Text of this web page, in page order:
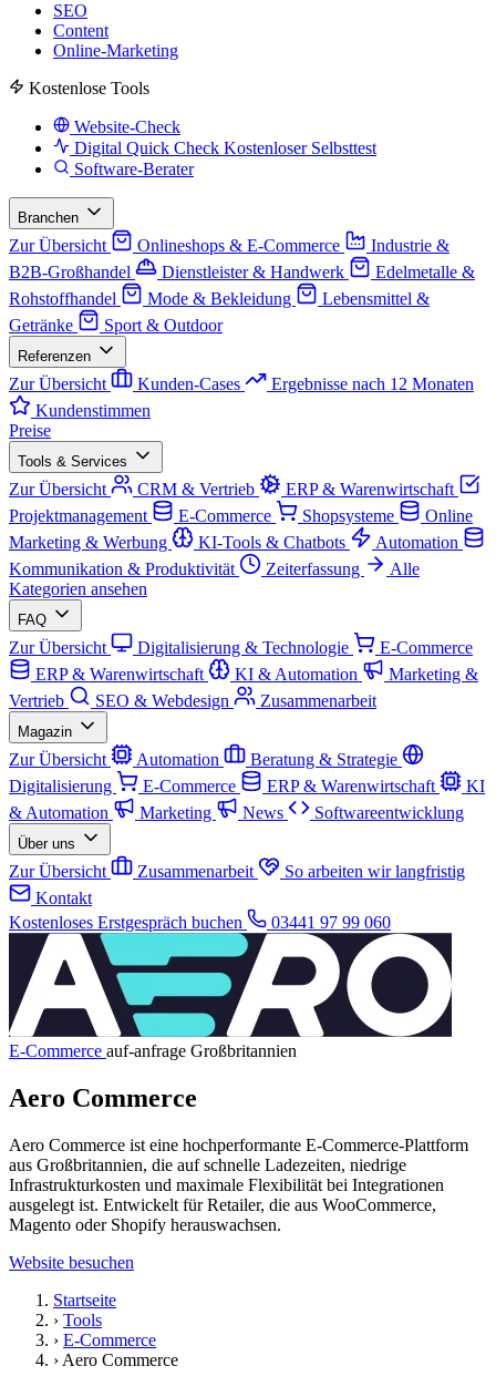
SEO
Content
Online-Marketing
Kostenlose Tools
Website-Check
Digital Quick Check Kostenloser Selbsttest
Software-Berater
Branchen
Zur Übersicht Onlineshops & E-Commerce
Industrie &
B2B-Großhandel
Dienstleister & Handwerk
Edelmetalle &
Rohstoffhandel
Mode & Bekleidung
Lebensmittel &
Getränke
Sport & Outdoor
Referenzen
Zur Übersicht Kunden-Cases
Ergebnisse nach 12 Monaten
Kundenstimmen
Preise
Tools & Services
Zur Übersicht CRM & Vertrieb
ERP & Warenwirtschaft
Projektmanagement
E-Commerce Shopsysteme
Online
Marketing & Werbung
KI-Tools & Chatbots
Automation
Kommunikation & Produktivität
Zeiterfassung
Alle
Kategorien ansehen
FAQ
Zur Übersicht Digitalisierung & Technologie
E-Commerce
ERP & Warenwirtschaft
KI & Automation
Marketing &
Vertrieb
SEO & Webdesign Zusammenarbeit
Magazin
Zur Übersicht Automation
Beratung & Strategie
Digitalisierung
E-Commerce ERP & Warenwirtschaft
KI
& Automation
Marketing News Softwareentwicklung
Über uns
Zur Übersicht Zusammenarbeit
So arbeiten wir langfristig
Kontakt
Kostenloses Erstgespräch buchen
03441 97 99 060
E-Commerce auf-anfrage Großbritannien
Aero Commerce
Aero Commerce ist eine hochperformante E-Commerce-Plattform
aus Großbritannien, die auf schnelle Ladezeiten, niedrige
Infrastrukturkosten und maximale Flexibilität bei Integrationen
ausgelegt ist. Entwickelt für Retailer, die aus WooCommerce,
Magento oder Shopify herauswachsen.
Website besuchen
Startseite
› Tools
› E-Commerce
› Aero Commerce